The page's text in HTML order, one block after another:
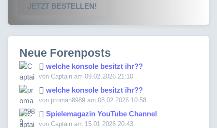
JETZT BESTELLEN!
Neue Forenposts
welche konsole besitzt ihr??
von Captain am 09.02.2026 21:10
welche konsole besitzt ihr??
von proman8989 am 08.02.2026 10:58
Spielemagazin YouTube Channel
von Captain am 15.01.2026 20:43